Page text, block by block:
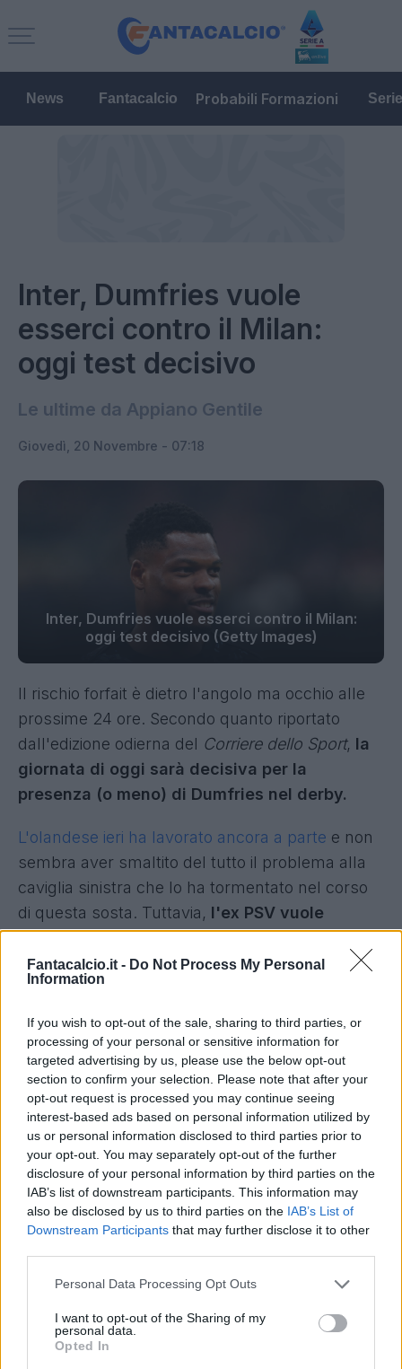
Fantacalcio.it - Do Not Process My Personal
Information
If you wish to opt-out of the sale, sharing to third parties, or
processing of your personal or sensitive information for
targeted advertising by us, please use the below opt-out
section to confirm your selection. Please note that after your
opt-out request is processed you may continue seeing
interest-based ads based on personal information utilized by
us or personal information disclosed to third parties prior to
your opt-out. You may separately opt-out of the further
disclosure of your personal information by third parties on the
IAB’s list of downstream participants. This information may
also be disclosed by us to third parties on the IAB’s List of
Downstream Participants that may further disclose it to other
Personal Data Processing Opt Outs
I want to opt-out of the Sharing of my
personal data.
Opted In
News Fantacalcio Probabili Formazioni
Inter, Dumfries vuole
esserci contro il Milan:
oggi test decisivo
Le ultime da Appiano Gentile
Giovedì, 20 Novembre - 07:18
Inter, Dumfries vuole esserci contro il Milan:
oggi test decisivo (Getty Images)
Il rischio forfait è dietro l'angolo ma occhio alle
prossime 24 ore. Secondo quanto riportato
dall'edizione odierna del Corriere dello Sport, la
giornata di oggi sarà decisiva per la
presenza (o meno) di Dumfries nel derby.
L'olandese ieri ha lavorato ancora a parte e non
sembra aver smaltito del tutto il problema alla
caviglia sinistra che lo ha tormentato nel corso
di questa sosta. Tuttavia, l'ex PSV vuole
esserci a tutti i costie oggi proverà a dare le
giuste risposte in allenamento.
In caso di forfait da parte di Dumfries, toccherà
a uno tra Carlos Augusto e Luis Henrique agire
al suo posto. Anche Darmian (e Mkhitaryan)
rischiano di non esserci. In mediana si
contendono una maglia Sucic e Zielinski, in
difesa invece il ballottaggio è tra Bisseck e
Acerbi.